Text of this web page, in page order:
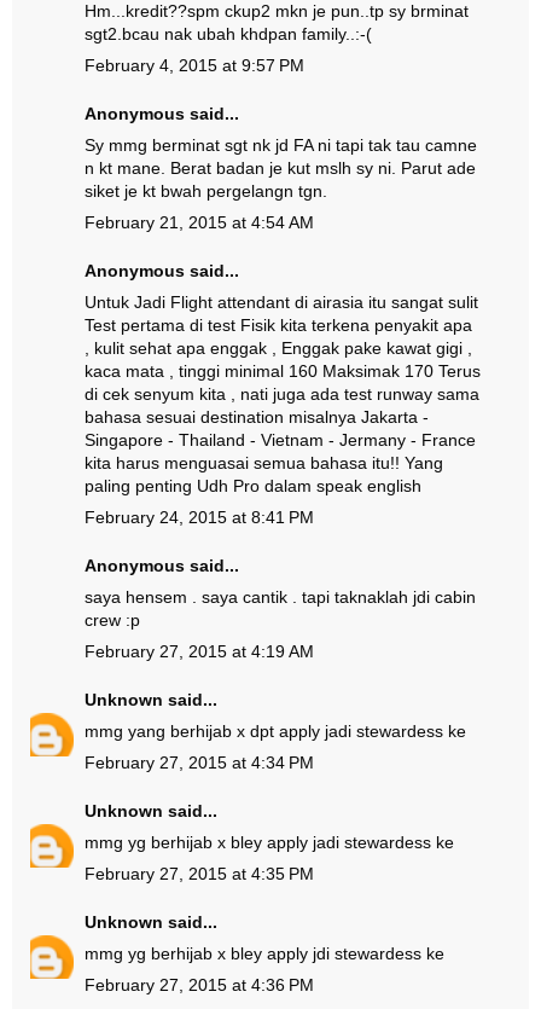
Hm...kredit??spm ckup2 mkn je pun..tp sy brminat
sgt2.bcau nak ubah khdpan family..:-(
February 4, 2015 at 9:57 PM
Anonymous said...
Sy mmg berminat sgt nk jd FA ni tapi tak tau camne
n kt mane. Berat badan je kut mslh sy ni. Parut ade
siket je kt bwah pergelangn tgn.
February 21, 2015 at 4:54 AM
Anonymous said...
Untuk Jadi Flight attendant di airasia itu sangat sulit
Test pertama di test Fisik kita terkena penyakit apa
, kulit sehat apa enggak , Enggak pake kawat gigi ,
kaca mata , tinggi minimal 160 Maksimak 170 Terus
di cek senyum kita , nati juga ada test runway sama
bahasa sesuai destination misalnya Jakarta -
Singapore - Thailand - Vietnam - Jermany - France
kita harus menguasai semua bahasa itu!! Yang
paling penting Udh Pro dalam speak english
February 24, 2015 at 8:41 PM
Anonymous said...
saya hensem . saya cantik . tapi taknaklah jdi cabin
crew :p
February 27, 2015 at 4:19 AM
Unknown said...
mmg yang berhijab x dpt apply jadi stewardess ke
February 27, 2015 at 4:34 PM
Unknown said...
mmg yg berhijab x bley apply jadi stewardess ke
February 27, 2015 at 4:35 PM
Unknown said...
mmg yg berhijab x bley apply jdi stewardess ke
February 27, 2015 at 4:36 PM